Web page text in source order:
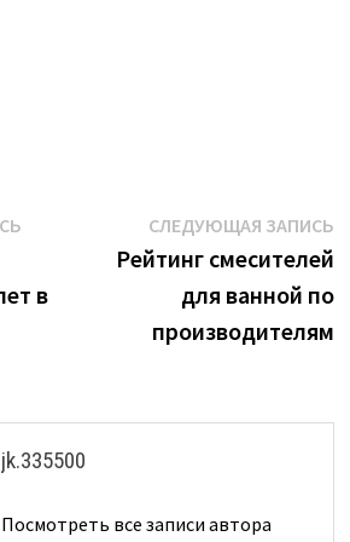
Предыдущая
в
СЛЕДУЮЩАЯ ЗАПИСЬ
Рейтинг смесителей
для ванной по
производителям
jk.335500
Посмотреть все записи автора